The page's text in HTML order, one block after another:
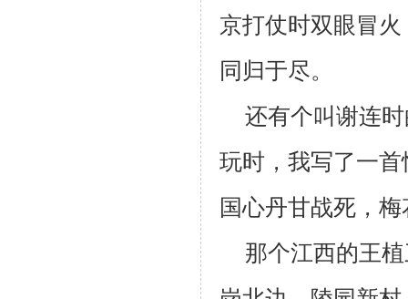
京打仗时双眼冒
同归于尽。
还有个叫谢连
玩时，我写了一
国心丹甘战死，
那个江西的王